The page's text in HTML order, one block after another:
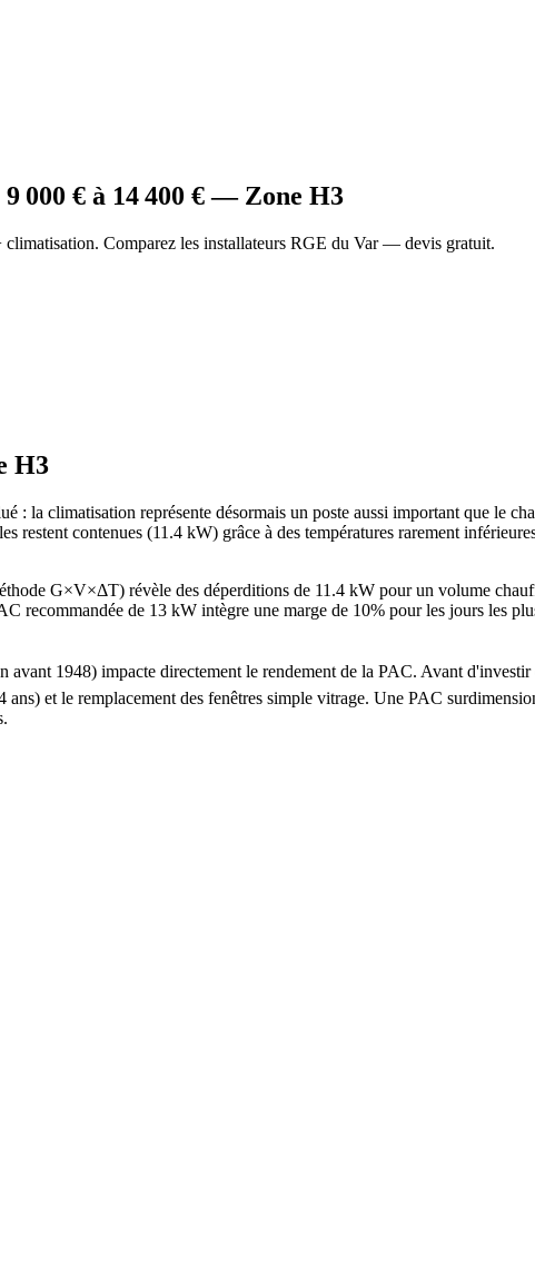
9 000 € à 14 400 € — Zone H3
Comparez les installateurs RGE du Var — devis gratuit.
H3
: la climatisation représente désormais un poste aussi important que le
contenues (11.4 kW) grâce à des températures rarement
G×V×ΔT) révèle des déperditions de 11.4 kW pour un volume
recommandée de 13 kW intègre une marge de 10% pour les jours les
1948) impacte directement le rendement de la PAC. Avant
et le remplacement des fenêtres simple vitrage. Une PAC